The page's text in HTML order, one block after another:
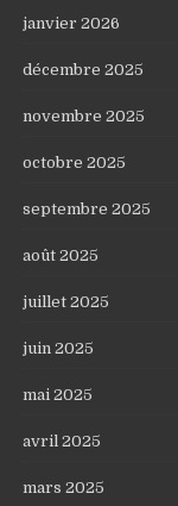
janvier 2026
décembre 2025
novembre 2025
octobre 2025
septembre 2025
août 2025
juillet 2025
juin 2025
mai 2025
avril 2025
mars 2025